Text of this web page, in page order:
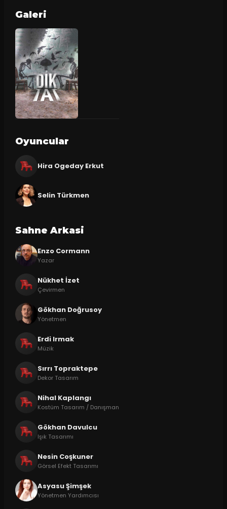
Galeri
Oyuncular
Hira Ogeday Erkut
Selin Türkmen
Sahne Arkasi
Enzo Cormann
Yazar
Nükhet İzet
Çevirmen
Gökhan Doğrusoy
Yönetmen
Erdi Irmak
Müzik
Sırrı Topraktepe
Dekor Tasarım
Nihal Kaplangı
Kostüm Tasarım / Danışman
Gökhan Davulcu
Işık Tasarımı
Nesin Coşkuner
Görsel Efekt Tasarımı
Asyasu Şimşek
Yönetmen Yardımcısı